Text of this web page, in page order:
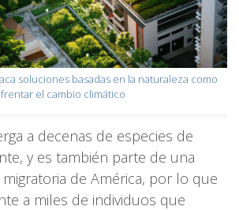
soluciones basadas en la naturaleza como
el cambio climático
a decenas de especies de
y es también parte de una
de América, por lo que
a miles de individuos que